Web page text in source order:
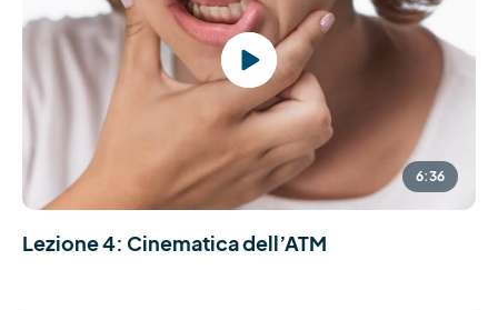
6:36
Lezione 4: Cinematica dell’ATM